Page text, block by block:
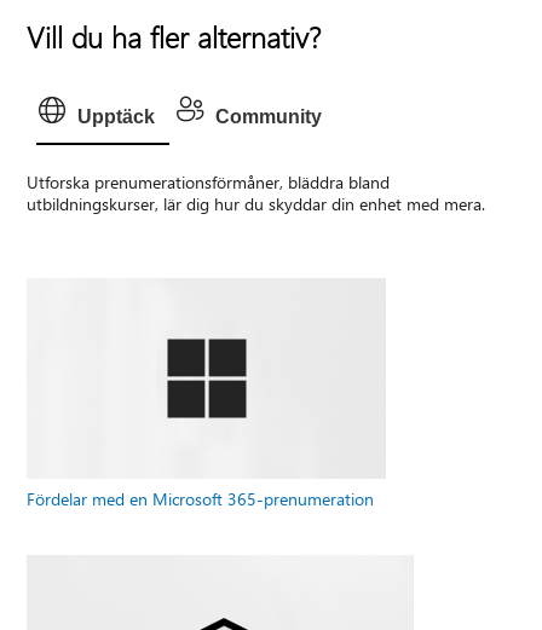
Vill du ha fler alternativ?
Upptäck Community
Utforska prenumerationsförmåner, bläddra bland
utbildningskurser, lär dig hur du skyddar din enhet med mera.
Fördelar med en Microsoft 365-prenumeration